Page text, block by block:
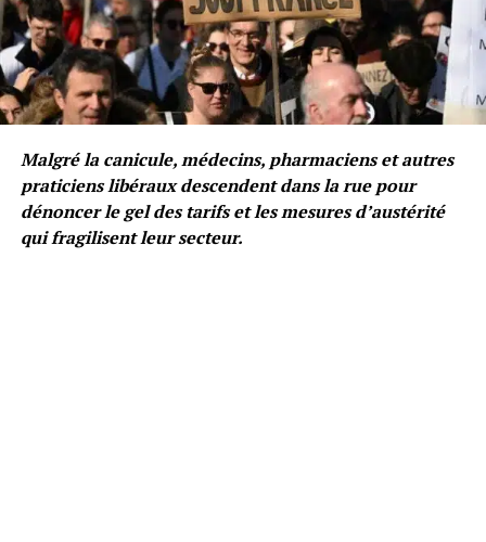
Malgré la canicule, médecins, pharmaciens et autres
praticiens libéraux descendent dans la rue pour
dénoncer le gel des tarifs et les mesures d’austérité
qui fragilisent leur secteur.